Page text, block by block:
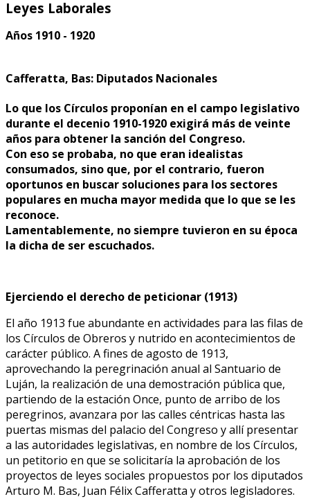
Leyes Laborales
Años 1910 - 1920
Cafferatta, Bas: Diputados Nacionales
Lo que los Círculos proponían en el campo legislativo
durante el decenio 1910-1920 exigirá más de veinte
años para obtener la sanción del Congreso.
Con eso se probaba, no que eran idealistas
consumados, sino que, por el contrario, fueron
oportunos en buscar soluciones para los sectores
populares en mucha mayor medida que lo que se les
reconoce.
Lamentablemente, no siempre tuvieron en su época
la dicha de ser escuchados.
Ejerciendo el derecho de peticionar (1913)
El año 1913 fue abundante en actividades para las filas de
los Círculos de Obreros y nutrido en acontecimientos de
carácter público. A fines de agosto de 1913,
aprovechando la peregrinación anual al Santuario de
Luján, la realización de una demostración pública que,
partiendo de la estación Once, punto de arribo de los
peregrinos, avanzara por las calles céntricas hasta las
puertas mismas del palacio del Congreso y allí presentar
a las autoridades legislativas, en nombre de los Círculos,
un petitorio en que se solicitaría la aprobación de los
proyectos de leyes sociales propuestos por los diputados
Arturo M. Bas, Juan Félix Cafferatta y otros legisladores.